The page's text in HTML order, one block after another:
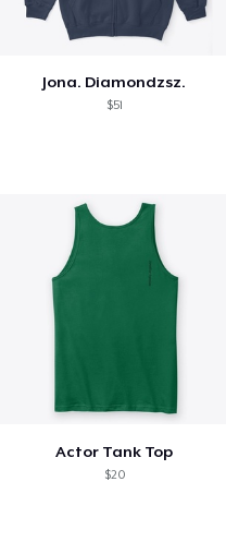
Jona. Diamondzsz.
$51
Actor Tank Top
$20